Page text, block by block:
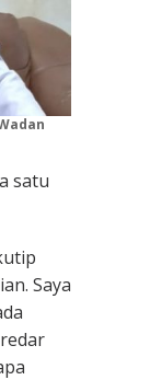
satu
Saya